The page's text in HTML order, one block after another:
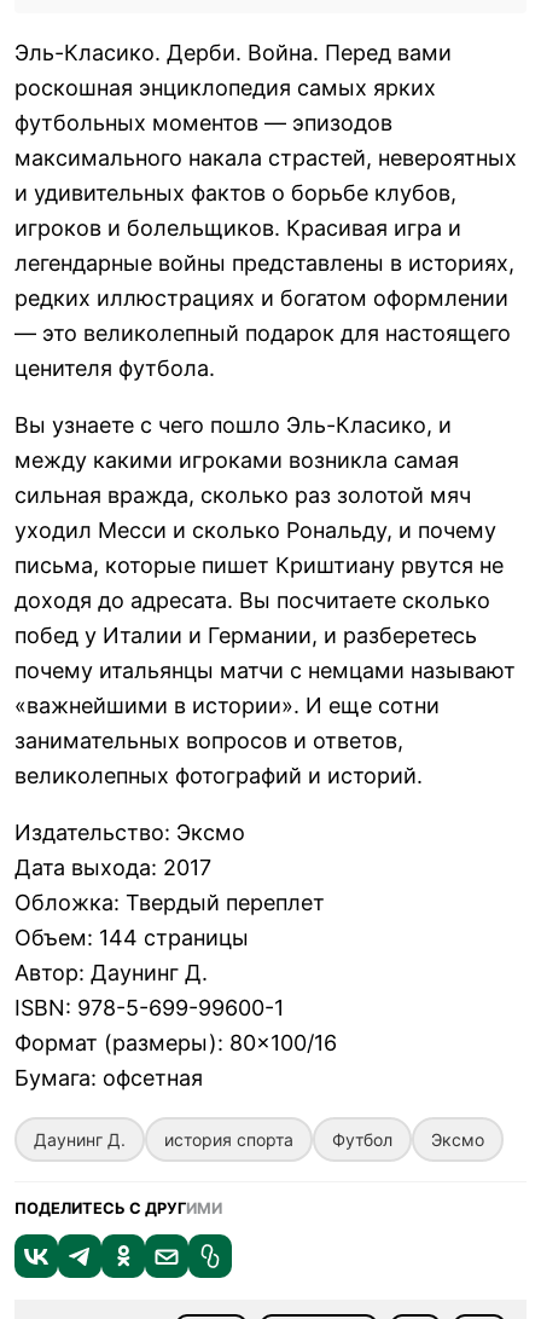
Эль-Класико. Дерби. Война. Перед вами
роскошная энциклопедия самых ярких
футбольных моментов — эпизодов
максимального накала страстей, невероятных
и удивительных фактов о борьбе клубов,
игроков и болельщиков. Красивая игра и
легендарные войны представлены в историях,
редких иллюстрациях и богатом оформлении
— это великолепный подарок для настоящего
ценителя футбола.
Вы узнаете с чего пошло Эль-Класико, и
между какими игроками возникла самая
сильная вражда, сколько раз золотой мяч
уходил Месси и сколько Рональду, и почему
письма, которые пишет Криштиану рвутся не
доходя до адресата. Вы посчитаете сколько
побед у Италии и Германии, и разберетесь
почему итальянцы матчи с немцами называют
«важнейшими в истории». И еще сотни
занимательных вопросов и ответов,
великолепных фотографий и историй.
Издательство: Эксмо
Дата выхода: 2017
Обложка: Твердый переплет
Объем: 144 страницы
Автор: Даунинг Д.
ISBN: 978-5-699-99600-1
Формат (размеры): 80×100/16
Бумага: офсетная
Даунинг Д. история спорта Футбол Эксмо
ПОДЕЛИТЕСЬ С ДРУГИМИ